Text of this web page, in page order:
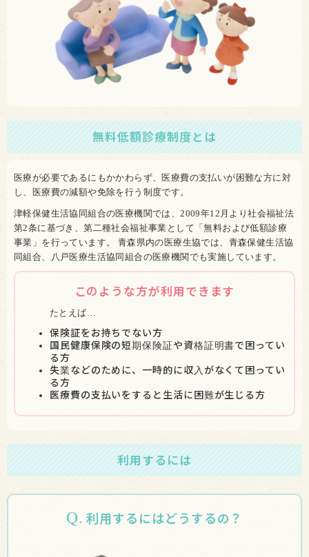
無料低額診療制度とは
医療が必要であるにもかかわらず、医療費の支払いが困難な方に対
し、医療費の減額や免除を行う制度です。
津軽保健生活協同組合の医療機関では、2009年12月より社会福祉法
第2条に基づき、第二種社会福祉事業として「無料および低額診療
事業」を行っています。 青森県内の医療生協では、青森保健生活協
同組合、八戸医療生活協同組合の医療機関でも実施しています。
このような方が利用できます
たとえば…
保険証をお持ちでない方
国民健康保険の短期保険証や資格証明書で困ってい
る方
失業などのために、一時的に収入がなくて困ってい
る方
医療費の支払いをすると生活に困難が生じる方
利用するには
Q. 利用するにはどうするの？